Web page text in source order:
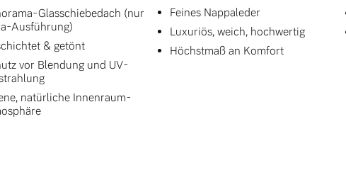
Glasschiebedach (nur
Ausführung)
& getönt
vor Blendung und UV-
natürliche Innenraum-
Feines Nappaleder
Luxuriös, weich, hochwertig
Höchstmaß an Komfort